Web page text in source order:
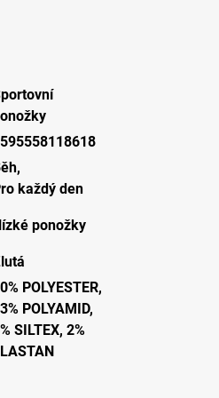
,
každý den
ponožky
POLYESTER,
POLYAMID,
SILTEX, 2%